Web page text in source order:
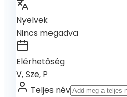
Nyelvek
Nincs megadva
Elérhetőség
V, Sze, P
Teljes név